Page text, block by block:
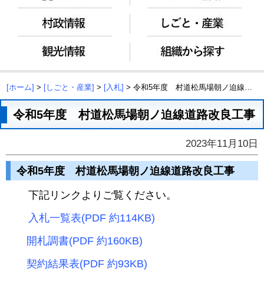
[ホーム] > [しごと・産業] > [入札] > 令和5年度 村道松馬場朝ノ迫線道路改良工事
令和5年度 村道松馬場朝ノ迫線道路改良工事
2023年11月10日
令和5年度 村道松馬場朝ノ迫線道路改良工事
下記リンクよりご覧ください。
入札一覧表(PDF 約114KB)
開札調書(PDF 約160KB)
契約結果表(PDF 約93KB)